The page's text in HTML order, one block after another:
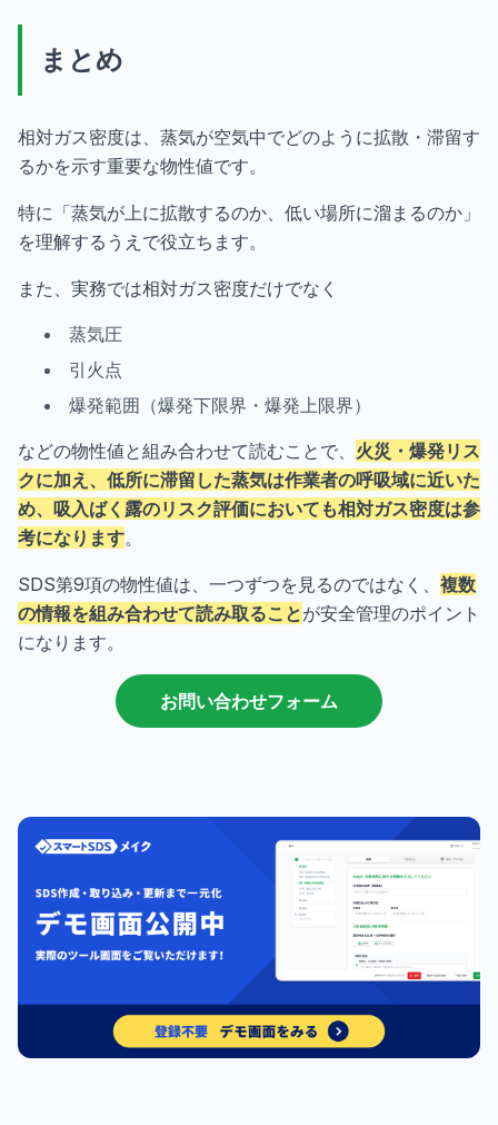
まとめ
相対ガス密度は、蒸気が空気中でどのように拡散・滞留す
るかを示す重要な物性値です。
特に「蒸気が上に拡散するのか、低い場所に溜まるのか」
を理解するうえで役立ちます。
また、実務では相対ガス密度だけでなく
蒸気圧
引火点
爆発範囲（爆発下限界・爆発上限界）
などの物性値と組み合わせて読むことで、 火災・爆発リス
クに加え、低所に滞留した蒸気は作業者の呼吸域に近いた
め、吸入ばく露のリスク評価においても相対ガス密度は参
考になります。
SDS第9項の物性値は、一つずつを見るのではなく、 複数
の情報を組み合わせて読み取ることが安全管理のポイント
になります。
お問い合わせフォーム